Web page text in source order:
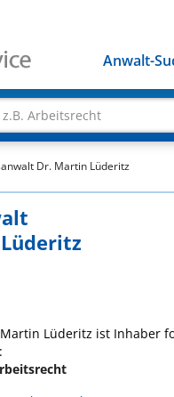
Anwalt-
z.B. Arbeitsrecht
Dr. Martin Lüderitz
Lüderitz ist Inhaber